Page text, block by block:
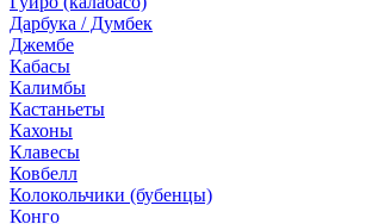
Дарбука / Думбек
Джембе
Кабасы
Калимбы
Кастаньеты
Кахоны
Клавесы
Ковбелл
Колокольчики (бубенцы)
Конго